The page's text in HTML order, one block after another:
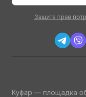
Защита прав
Куфар — площадка